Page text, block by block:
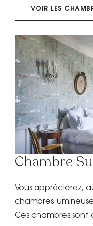
VOIR LES
Chambre
Vous apprécierez,
chambres
Ces chambres sont